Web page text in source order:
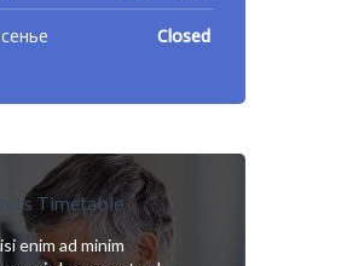
Closed
Timetable
enim ad minim